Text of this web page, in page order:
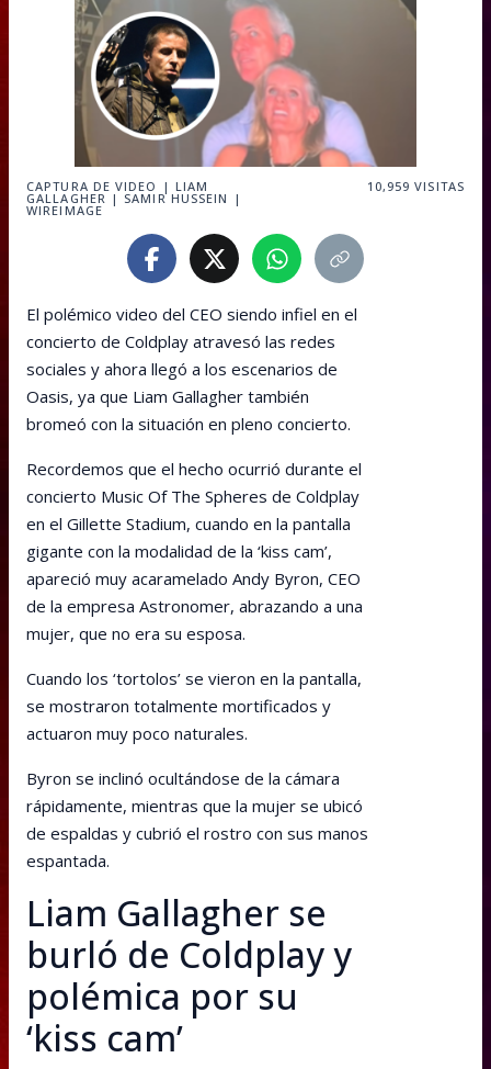
CAPTURA DE VIDEO | LIAM
GALLAGHER | SAMIR HUSSEIN |
WIREIMAGE
10,959 VISITAS
El polémico video del CEO siendo infiel en el
concierto de Coldplay atravesó las redes
sociales y ahora llegó a los escenarios de
Oasis, ya que Liam Gallagher también
bromeó con la situación en pleno concierto.
Recordemos que el hecho ocurrió durante el
concierto Music Of The Spheres de Coldplay
en el Gillette Stadium, cuando en la pantalla
gigante con la modalidad de la ‘kiss cam’,
apareció muy acaramelado Andy Byron, CEO
de la empresa Astronomer, abrazando a una
mujer, que no era su esposa.
Cuando los ‘tortolos’ se vieron en la pantalla,
se mostraron totalmente mortificados y
actuaron muy poco naturales.
Byron se inclinó ocultándose de la cámara
rápidamente, mientras que la mujer se ubicó
de espaldas y cubrió el rostro con sus manos
espantada.
Liam Gallagher se
burló de Coldplay y
polémica por su
‘kiss cam’